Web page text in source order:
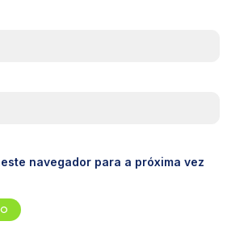
navegador para a próxima vez